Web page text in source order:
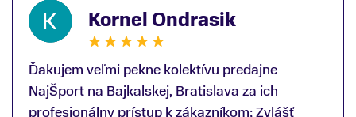
Kornel Ondrasik
Ďakujem veľmi pekne kolektívu predajne
NajŠport na Bajkalskej, Bratislava za ich
profesionálny prístup k zákazníkom; Zvlášť